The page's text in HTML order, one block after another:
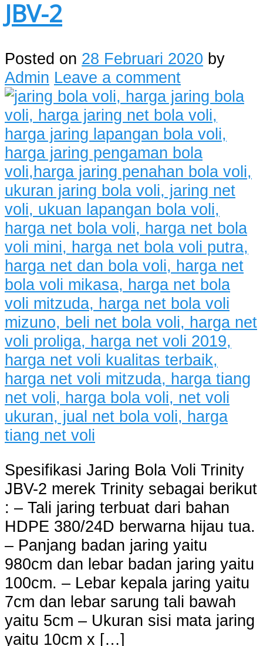
JBV-2
Posted on 28 Februari 2020 by
Admin Leave a comment
Spesifikasi Jaring Bola Voli Trinity
JBV-2 merek Trinity sebagai berikut
: – Tali jaring terbuat dari bahan
HDPE 380/24D berwarna hijau tua.
– Panjang badan jaring yaitu
980cm dan lebar badan jaring yaitu
100cm. – Lebar kepala jaring yaitu
7cm dan lebar sarung tali bawah
yaitu 5cm – Ukuran sisi mata jaring
yaitu 10cm x […]